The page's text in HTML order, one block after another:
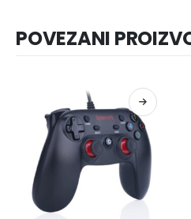
POVEZANI